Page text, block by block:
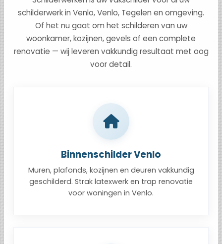
schilderwerk in Venlo, Venlo, Tegelen en omgeving.
Of het nu gaat om het schilderen van uw
woonkamer, kozijnen, gevels of een complete
renovatie — wij leveren vakkundig resultaat met oog
voor detail.
Binnenschilder Venlo
Muren, plafonds, kozijnen en deuren vakkundig
geschilderd. Strak latexwerk en trap renovatie
voor woningen in Venlo.